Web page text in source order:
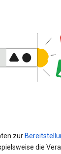
zur
die